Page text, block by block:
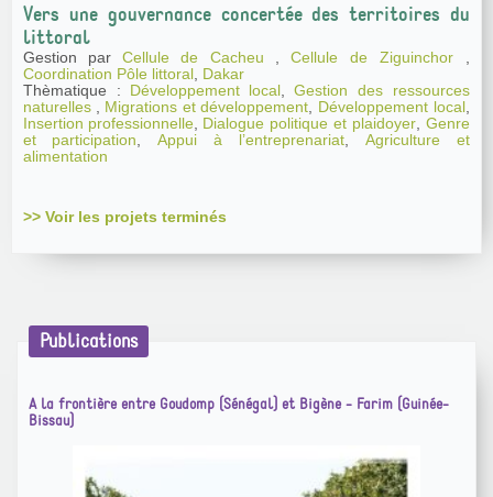
Vers une gouvernance concertée des territoires du
littoral
Gestion par Cellule de Cacheu Cellule de Ziguinchor
Coordination Pôle littoral Dakar
Thèmatique : Développement local
Gestion des ressources
naturelles
Migrations et développement Développement local
Insertion professionnelle Dialogue politique et plaidoyer Genre
et participation
Appui à l’entreprenariat
Agriculture et
alimentation
>> Voir les projets terminés
Publications
A la frontière entre Goudomp (Sénégal) et Bigène - Farim (Guinée-
Bissau)